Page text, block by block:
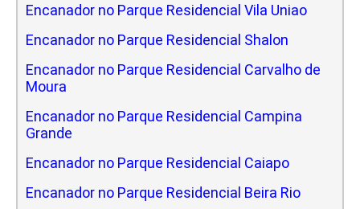
Encanador no Parque Residencial Vila Uniao
Encanador no Parque Residencial Shalon
Encanador no Parque Residencial Carvalho de
Moura
Encanador no Parque Residencial Campina
Grande
Encanador no Parque Residencial Caiapo
Encanador no Parque Residencial Beira Rio